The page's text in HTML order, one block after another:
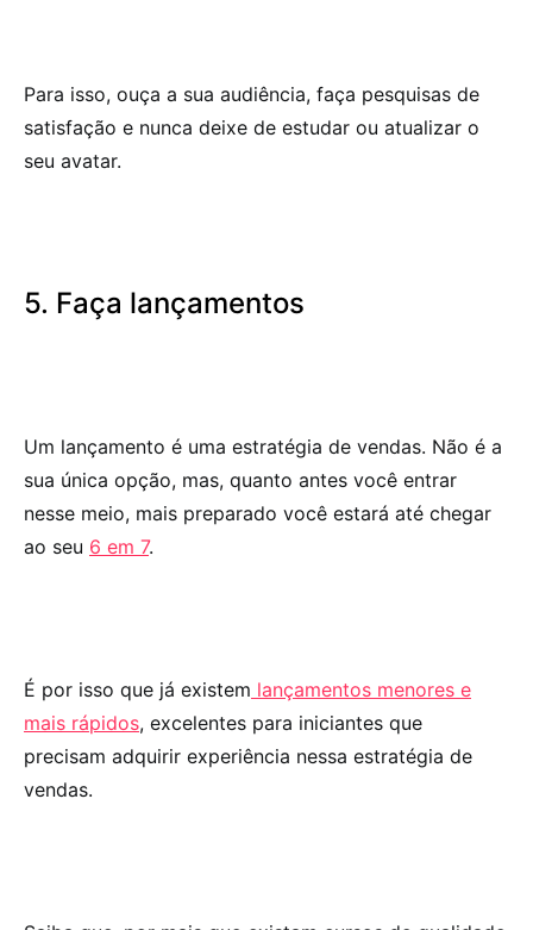
Para isso, ouça a sua audiência, faça pesquisas de
satisfação e nunca deixe de estudar ou atualizar o
seu avatar.
5. Faça lançamentos
Um lançamento é uma estratégia de vendas. Não é a
sua única opção, mas, quanto antes você entrar
nesse meio, mais preparado você estará até chegar
ao seu 6 em 7.
É por isso que já existem lançamentos menores e
mais rápidos, excelentes para iniciantes que
precisam adquirir experiência nessa estratégia de
vendas.